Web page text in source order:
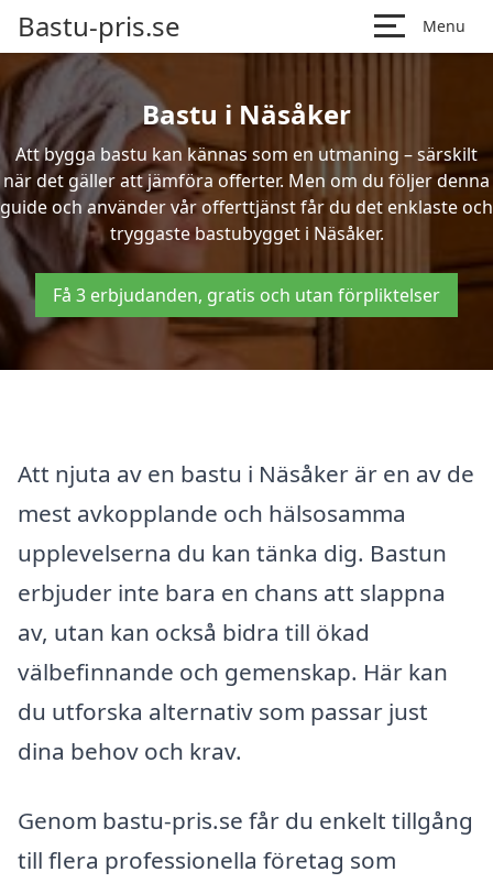
Bastu-pris.se Menu
Bastu i Näsåker
Att bygga bastu kan kännas som en utmaning – särskilt
när det gäller att jämföra offerter. Men om du följer denna
guide och använder vår offerttjänst får du det enklaste och
tryggaste bastubygget i Näsåker.
Få 3 erbjudanden, gratis och utan förpliktelser
Att njuta av en bastu i Näsåker är en av de
mest avkopplande och hälsosamma
upplevelserna du kan tänka dig. Bastun
erbjuder inte bara en chans att slappna
av, utan kan också bidra till ökad
välbefinnande och gemenskap. Här kan
du utforska alternativ som passar just
dina behov och krav.
Genom bastu-pris.se får du enkelt tillgång
till flera professionella företag som